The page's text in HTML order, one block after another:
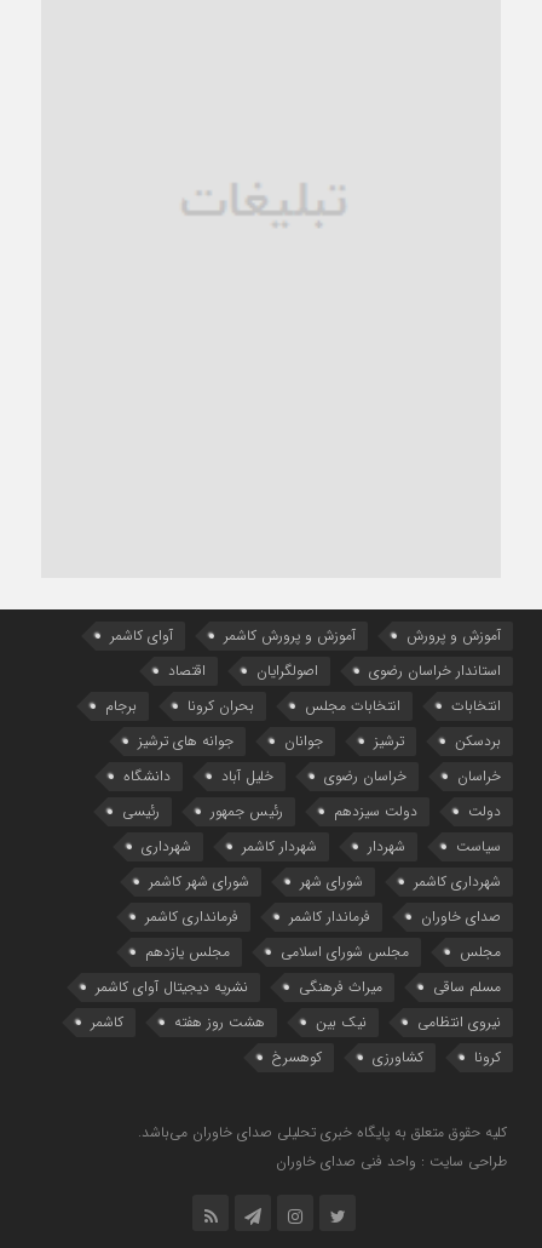
آموزش و پرورش آموزش و پرورش کاشمر
آوای کاشمر
استاندار خراسان رضوی
اصولگرایان
اقتصاد
انتخابات
انتخابات مجلس بحران کرونا
برجام
بردسکن
ترشیز جوانان
جوانه های ترشیز
خراسان
خراسان رضوی خلیل آباد
دانشگاه
دولت
دولت سیزدهم رئیس جمهور
رئیسی
سیاست
شهردار شهردار کاشمر
شهرداری
شهرداری کاشمر
شورای شهر
شورای شهر کاشمر
صدای خاوران
فرماندار کاشمر
فرمانداری کاشمر
مجلس
مجلس شورای اسلامی
مجلس یازدهم
مسلم ساقی
میراث فرهنگی
نشریه دیجیتال آوای کاشمر
نیروی انتظامی
نیک بین هشت روز هفته
کاشمر
کرونا
کشاورزی کوهسرخ
کلیه حقوق متعلق به پایگاه خبری تحلیلی صدای خاوران می‌باشد.
طراحی سایت : واحد فنی صدای خاوران